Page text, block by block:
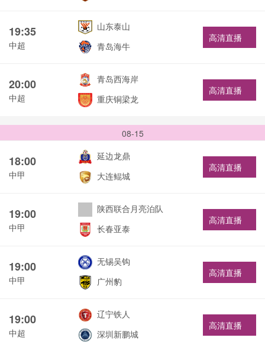
19:35
中超
山东泰山
青岛海牛
高清直播
20:00
中超
青岛西海岸
重庆铜梁龙
高清直播
08-15
18:00
中甲
延边龙鼎
大连鲲城
高清直播
19:00
中甲
陕西联合月亮泊队
长春亚泰
高清直播
19:00
中甲
无锡吴钩
广州豹
高清直播
19:00
中超
辽宁铁人
深圳新鹏城
高清直播